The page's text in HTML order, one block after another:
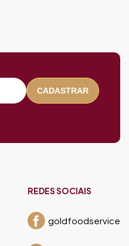
CADASTRAR
REDES SOCIAIS
goldfoodservice